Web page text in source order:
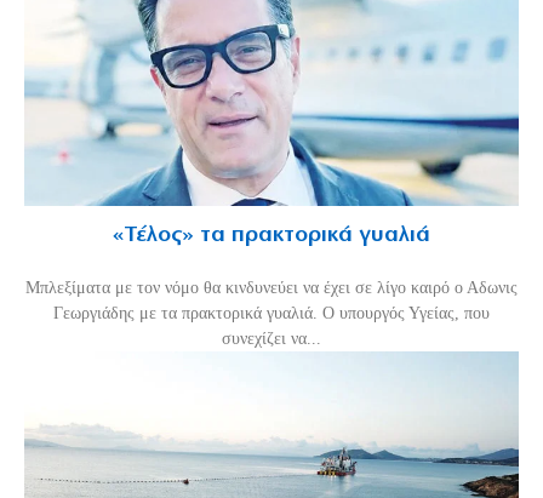
«Τέλος» τα πρακτορικά γυαλιά
Μπλεξίματα με τον νόμο θα κινδυνεύει να έχει σε λίγο καιρό ο Αδωνις
Γεωργιάδης με τα πρακτορικά γυαλιά. Ο υπουργός Υγείας, που
συνεχίζει να...